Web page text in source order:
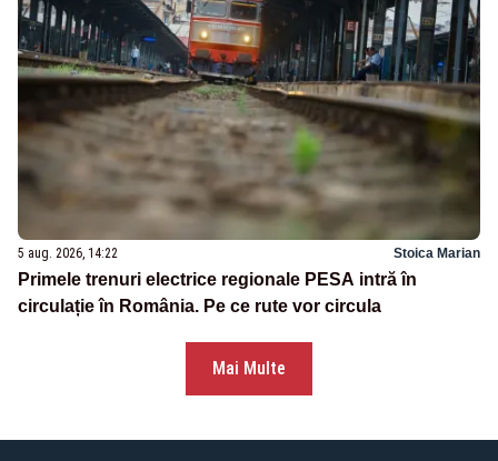
5 aug. 2026, 14:22 Stoica Marian
Primele trenuri electrice regionale PESA intră în
circulație în România. Pe ce rute vor circula
Mai Multe